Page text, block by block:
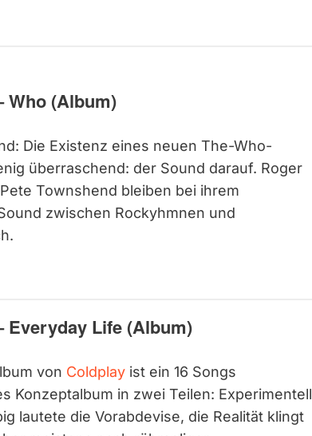
Who (Album)
Die Existenz eines neuen The-Who-
überraschend: der Sound darauf. Roger
Townshend bleiben bei ihrem
zwischen Rockyhmnen und
Everyday Life (Album)
von Coldplayist ein 16 Songs
Konzeptalbum in zwei Teilen: Experimentell
lautete die Vorabdevise, die Realität klingt